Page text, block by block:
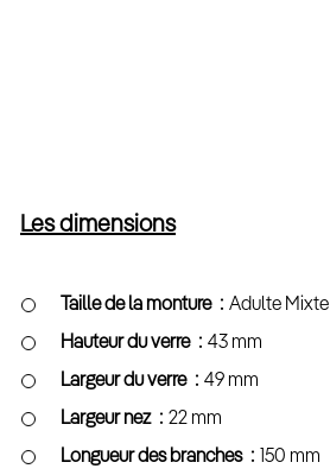
Les dimensions
Taille de la monture
Adulte Mixte
Hauteur du verre
43 mm
Largeur du verre
49 mm
Largeur nez
22 mm
Longueur des branches
150 mm